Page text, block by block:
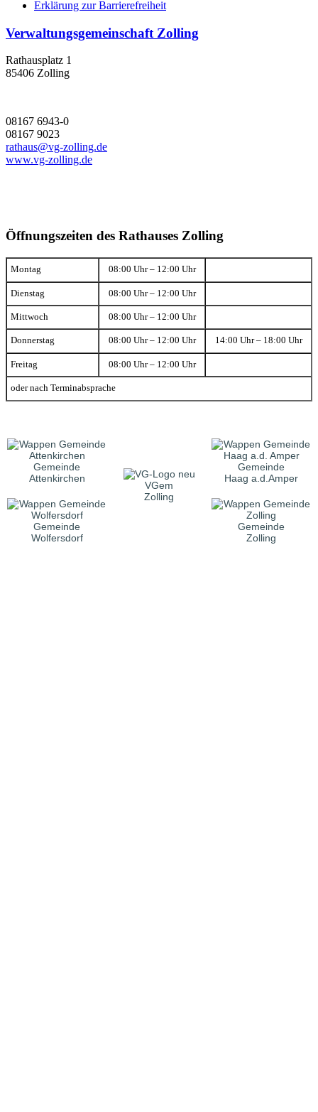
Erklärung zur Barrierefreiheit
Verwaltungsgemeinschaft Zolling
Rathausplatz 1
85406 Zolling
08167 6943-0
08167 9023
rathaus@vg-zolling.de
www.vg-zolling.de
Öffnungszeiten des Rathauses Zolling
Montag 08:00 Uhr – 12:00 Uhr
Dienstag 08:00 Uhr – 12:00 Uhr
Mittwoch 08:00 Uhr – 12:00 Uhr
Donnerstag 08:00 Uhr – 12:00 Uhr 14:00 Uhr – 18:00 Uhr
Freitag 08:00 Uhr – 12:00 Uhr
oder nach Terminabsprache
Gemeinde
Attenkirchen
VGem
Zolling
Gemeinde
Haag a.d.Amper
Gemeinde
Wolfersdorf
Gemeinde
Zolling